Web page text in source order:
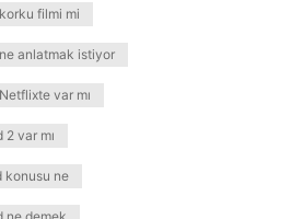
filmi mi
ne anlatmak istiyor
var mı
var mı
konusu ne